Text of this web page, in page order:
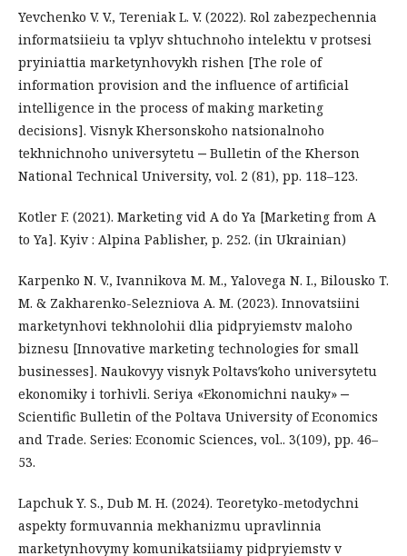
Yevchenko V. V., Tereniak L. V. (2022). Rol zabezpechennia
informatsiieiu ta vplyv shtuchnoho intelektu v protsesi
pryiniattia marketynhovykh rishen [The role of
information provision and the influence of artificial
intelligence in the process of making marketing
decisions]. Visnyk Khersonskoho natsionalnoho
tekhnichnoho universytetu ‒ Bulletin of the Kherson
National Technical University, vol. 2 (81), pp. 118–123.
Kotler F. (2021). Marketing vid A do Ya [Marketing from A
to Ya]. Kyiv : Alpina Pablisher, p. 252. (in Ukrainian)
Karpenko N. V., Ivannikova M. M., Yalovega N. I., Bilousko T.
M. & Zakharenko-Selezniova A. M. (2023). Innovatsiini
marketynhovi tekhnolohii dlia pidpryiemstv maloho
biznesu [Innovative marketing technologies for small
businesses]. Naukovyy visnyk Poltavsʹkoho universytetu
ekonomiky i torhivli. Seriya «Ekonomichni nauky» ‒
Scientific Bulletin of the Poltava University of Economics
and Trade. Series: Economic Sciences, vol.. 3(109), pp. 46–
53.
Lapchuk Y. S., Dub M. H. (2024). Teoretyko-metodychni
aspekty formuvannia mekhanizmu upravlinnia
marketynhovymy komunikatsiiamy pidpryiemstv v